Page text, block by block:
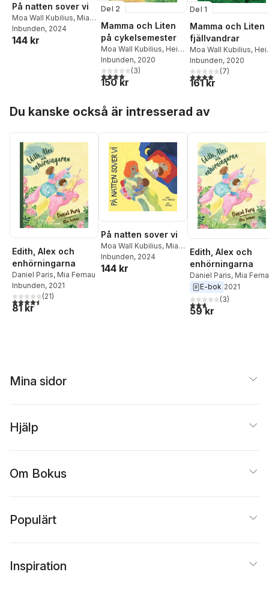
På natten sover vi
Moa Wall Kubilius, Mia
Fernau
Inbunden, 2024
144 kr
Del 2
Mamma och Liten
på cykelsemester
Moa Wall Kubilius, Heidi
Kosenius
Inbunden, 2020
4,0utav 5 stjärnor. Totalt antal röster:
(3)
150 kr
Del 1
Mamma och Liten
fjällvandrar
Moa Wall Kubilius,
Kosenius
Inbunden, 2020
4,0utav 5 stjärnor.
(7)
161 kr
Du kanske också är intresserad av
Edith, Alex och
enhörningarna
Daniel Paris, Mia Fernau
Inbunden, 2021
4,5utav 5 stjärnor. Totalt antal röster:
(21)
81 kr
På natten sover vi
Moa Wall Kubilius, Mia
Fernau
Inbunden, 2024
144 kr
Edith, Alex och
enhörningarna
Daniel Paris, Mia
E-bok 2021
2,7utav 5 stjärnor.
(3)
59 kr
Mina sidor
Hjälp
Om Bokus
Populärt
Inspiration